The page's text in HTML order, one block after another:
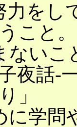
をし
こと。
いこ
夜話‐
」
学問